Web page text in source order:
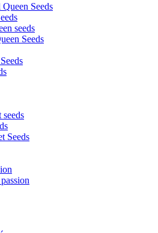
Seeds
seeds
Seeds
Seeds